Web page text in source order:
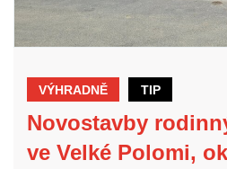
VÝHRADNĚ TIP
Novostavby
ve Velké Polomi,